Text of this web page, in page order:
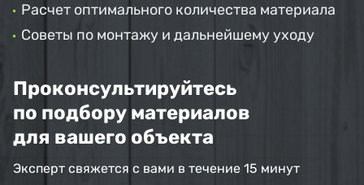
Расчет оптимального количества материала
Советы по монтажу и дальнейшему уходу
Проконсультируйтесь
по подбору материалов
для вашего объекта
Эксперт свяжется с вами в течение 15 минут